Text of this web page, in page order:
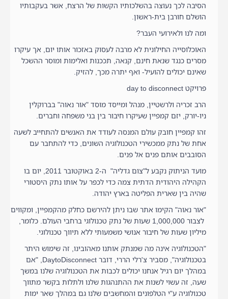
הסיבה לכך נעוצה בהשלכותיו הקשות של הרצח, אשר בעקבותיו
הושלם חורבן בית-ראשון.
ומה לנו ולאירועי העבר?
האוכלוסייה החילונית לא מרבה לעסוק באזכור אותו יום, אך עיקרו
מסרים כנגד שנאת חינם, קנאה, תככנות ואלימות ומוסר ההשכל
שאינם יכולים להועיל- ואף יתרה מכך, להזיק.
פרויקט day to disconnect
הרב זכריה ולרשטיין, מנהל ומייסד מוסד "אור נאוה" בברוקלין
ניו-יורק, יזם קמפיין שעיקרו חיבור בין בני משפחה וחברים.
זהו קמפיין חובק עולם המנסה לעודד את האנשים להתחייב לשעה
אחת של נתק ממכשירי הטכנולוגיה השונים, כדי להתחבר עם
הסובבים אותם פנים אל פנים.
מועד הניתוק נקבע ל"צום גדליה" ה-2 באוקטובר 2011, יום בו
הקהילה היהודית הדתית צמה כדי לכפר על אותו נתק היסטורי
שהיה בין שארית הפליטה בארץ יהודה.
"אור נאוה" הקימו אתר שבו ניתן להירשם כחלק מהקמפיין, ומקווים
לצבור 1,000,000 שעות של נתק טכנולוגי ברחבי העולם. כלומר,
מיליון שעות של חיבור אנושי משמעותי ללא תיווך טכנולוגי.
"הטכנולוגיה אינה מה שמנתק אותנו מאהובינו, זה שימוש היתר
בטכנולוגיה", מסביר צ'רלי הררי, דובר DaytoDisconnect, "אם
במהלך יום רגיל אנחנו יכולים לכבות את הטכנולוגיה שלנו במשך
שעה, זה עשוי לשנות את ההתנהגות שלנו ולתלות בקשר מתווך
טכנולוגיה ע"י הטלפונים והמחשבים שלנו גם במהלך שאר ימות